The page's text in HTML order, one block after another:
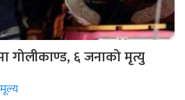
गोलीकाण्ड, ६ जनाको मृत्यु